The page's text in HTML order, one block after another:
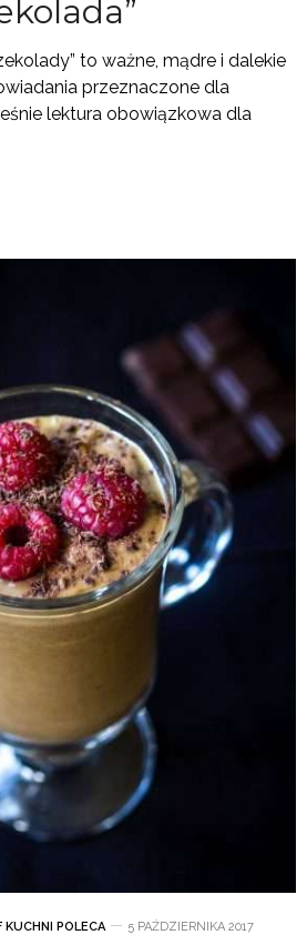
to ważne, mądre i dalekie
przeznaczone dla
lektura obowiązkowa dla
KUCHNI POLECA 5 PAŹDZIERNIKA 2017